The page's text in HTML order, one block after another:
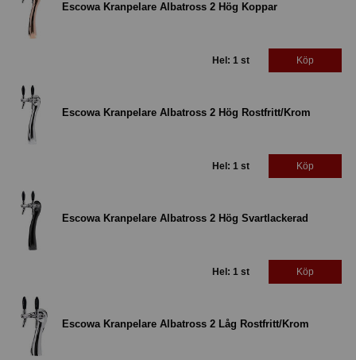
Escowa Kranpelare Albatross 2 Hög Koppar
Hel: 1 st Köp
Escowa Kranpelare Albatross 2 Hög Rostfritt/Krom
Hel: 1 st Köp
Escowa Kranpelare Albatross 2 Hög Svartlackerad
Hel: 1 st Köp
Escowa Kranpelare Albatross 2 Låg Rostfritt/Krom